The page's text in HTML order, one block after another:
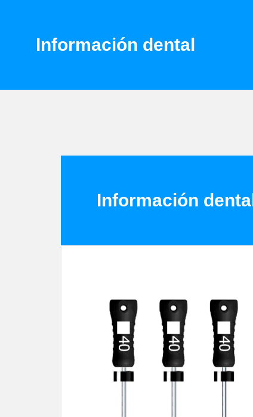
Información dental
Información